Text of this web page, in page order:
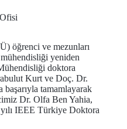
öğrenci ve mezunları
yeniden
doktora
Kurt ve Doç. Dr.
başarıyla tamamlayarak
Dr. Olfa Ben Yahia,
IEEE Türkiye Doktora